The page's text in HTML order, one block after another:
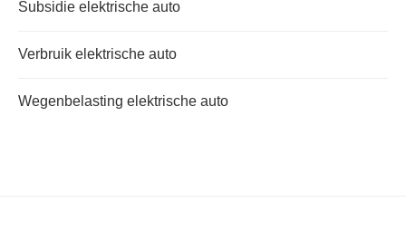
Subsidie elektrische auto
Verbruik elektrische auto
Wegenbelasting elektrische auto